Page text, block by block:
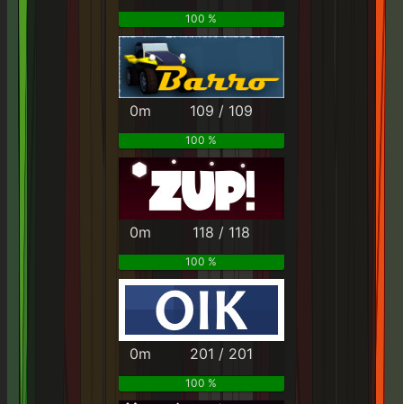
100 %
0m 109 / 109
100 %
0m 118 / 118
100 %
0m 201 / 201
100 %